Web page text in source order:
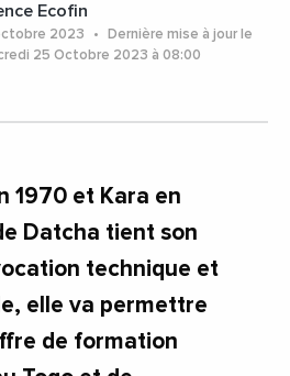
Ecofin
2023
Dernière mise à jour le
25 Octobre 2023 à 08:00
1970 et Kara en
Datcha tient son
technique et
elle va permettre
de formation